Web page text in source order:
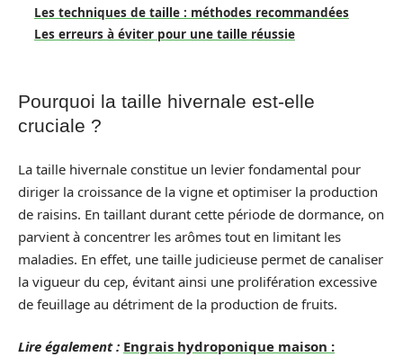
Les techniques de taille : méthodes recommandées
Les erreurs à éviter pour une taille réussie
Pourquoi la taille hivernale est-elle
cruciale ?
La taille hivernale constitue un levier fondamental pour
diriger la croissance de la vigne et optimiser la production
de raisins. En taillant durant cette période de dormance, on
parvient à concentrer les arômes tout en limitant les
maladies. En effet, une taille judicieuse permet de canaliser
la vigueur du cep, évitant ainsi une prolifération excessive
de feuillage au détriment de la production de fruits.
Lire également : Engrais hydroponique maison :